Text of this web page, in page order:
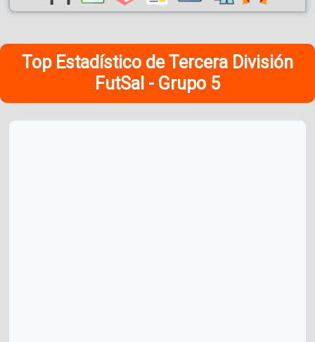
Top Estadístico de Tercera División
FutSal - Grupo 5